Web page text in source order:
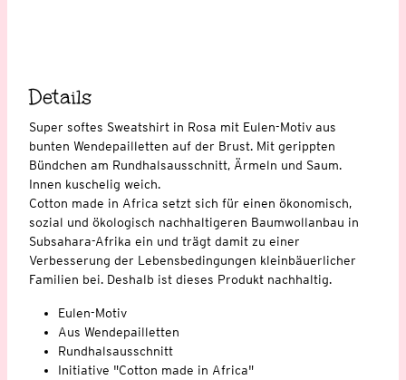
Details
Super softes Sweatshirt in Rosa mit Eulen-Motiv aus
bunten Wendepailletten auf der Brust. Mit gerippten
Bündchen am Rundhalsausschnitt, Ärmeln und Saum.
Innen kuschelig weich.
Cotton made in Africa setzt sich für einen ökonomisch,
sozial und ökologisch nachhaltigeren Baumwollanbau in
Subsahara-Afrika ein und trägt damit zu einer
Verbesserung der Lebensbedingungen kleinbäuerlicher
Familien bei. Deshalb ist dieses Produkt nachhaltig.
Eulen-Motiv
Aus Wendepailletten
Rundhalsausschnitt
Initiative "Cotton made in Africa"